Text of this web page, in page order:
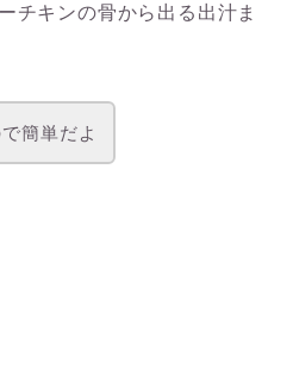
チキンの骨から出る出汁ま
簡単だよ